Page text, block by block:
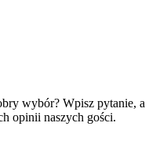
wybór? Wpisz pytanie, a
opinii naszych gości.